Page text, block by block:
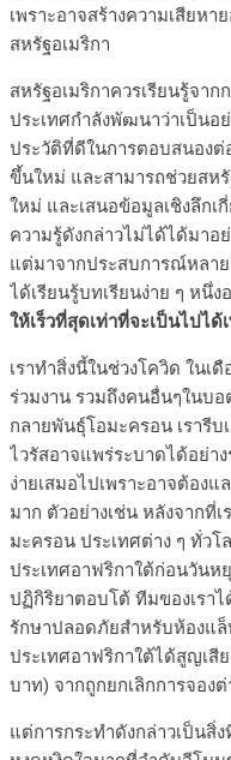
เพราะอาจสร้างความเสียห
สหรัฐอเมริกา
สหรัฐอเมริกาควรเรียนรู้จา
ประเทศกำลังพัฒนาว่าเป็นอ
ประวัติที่ดีในการตอบสนองต่
ขึ้นใหม่ และสามารถช่วยสห
ใหม่ และเสนอข้อมูลเชิงลึกเ
ความรู้ดังกล่าวไม่ได้ได้มาอ
แต่มาจากประสบการณ์หลาย
ได้เรียนรู้บทเรียนง่าย ๆ หนึ่ง
ให้เร็วที่สุดเท่าที่จะเป็นไปไ
เราทำสิ่งนี้ในช่วงโควิด ในเ
ร่วมงาน รวมถึงคนอื่นๆในบ
กลายพันธุ์โอมะครอน เรารี
ไวรัสอาจแพร่ระบาดได้อย่า
ง่ายเสมอไปเพราะอาจต้อง
มาก ตัวอย่างเช่น หลังจากที่
มะครอน ประเทศต่าง ๆ ทั่ว
ประเทศอาฟริกาใต้ก่อนวันห
ปฏิกิริยาตอบโต้ ทีมของเรา
รักษาปลอดภัยสำหรับห้องแล็
ประเทศอาฟริกาใต้ได้สูญเสี
บาท) จากถูกยกเลิกการจอง
แต่การกระทำดังกล่าวเป็นสิ่